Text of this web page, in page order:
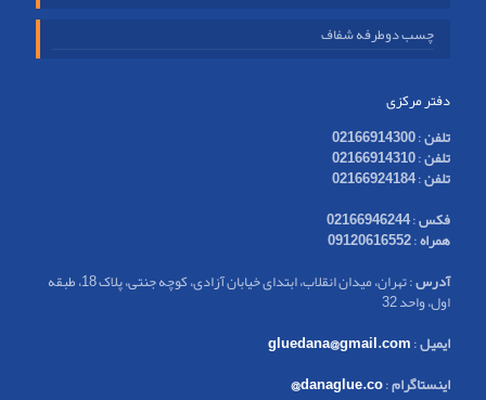
چسب دوطرفه شفاف
دفتر مرکزی
تلفن:
02166914300
تلفن:
02166914310
تلفن:
02166924184
فکس:
02166946244
همراه:
09120616552
آدرس
: تهران، میدان انقلاب، ابتدای خیابان آزادی، کوچه جنتی، پلاک 18، طبقه
اول، واحد 32
ایمیل:
gluedana@gmail.com
اینستاگرام:
danaglue.co@